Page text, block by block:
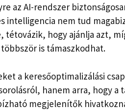
az AI-rendszer
intelligencia nem tud
tétovázik, hogy ajánlja azt,
is támaszkodhat.
a keresőoptimalizálási
hanem arra, hogy a
megjelenítők